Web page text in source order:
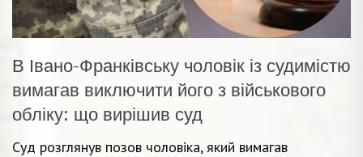
В Івано-Франківську чоловік із судимістю
вимагав виключити його з військового
обліку: що вирішив суд
Суд розглянув позов чоловіка, який вимагав